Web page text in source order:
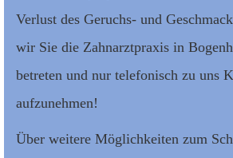
Verlust des Geruchs- und
wir Sie die Zahnarztpraxis in
betreten und nur telefonisch zu uns
aufzunehmen!
Über weitere Möglichkeiten zum